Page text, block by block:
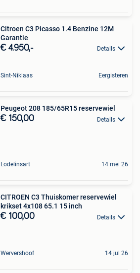
Citroen C3 Picasso 1.4 Benzine 12M
Garantie
€ 4.950,- Details
Sint-Niklaas Eergisteren
Peugeot 208 185/65R15 reservewiel
€ 150,00 Details
Lodelinsart 14 mei 26
CITROEN C3 Thuiskomer reservewiel
krikset 4x108 65.1 15 inch
€ 100,00 Details
Wervershoof 14 jul 26